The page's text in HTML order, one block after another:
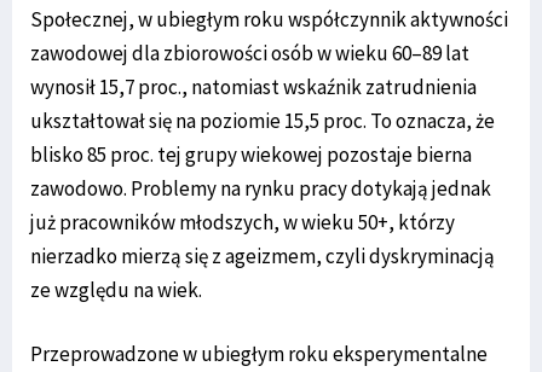
Społecznej, w ubiegłym roku współczynnik aktywności
zawodowej dla zbiorowości osób w wieku 60–89 lat
wynosił 15,7 proc., natomiast wskaźnik zatrudnienia
ukształtował się na poziomie 15,5 proc. To oznacza, że
blisko 85 proc. tej grupy wiekowej pozostaje bierna
zawodowo. Problemy na rynku pracy dotykają jednak
już pracowników młodszych, w wieku 50+, którzy
nierzadko mierzą się z ageizmem, czyli dyskryminacją
ze względu na wiek.
Przeprowadzone w ubiegłym roku eksperymentalne